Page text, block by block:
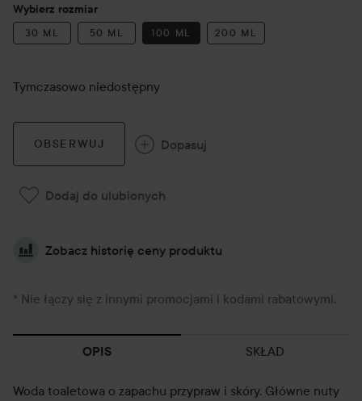
Wybierz rozmiar
30 ML 50 ML 100 ML 200 ML
Tymczasowo niedostępny
OBSERWUJ Dopasuj
Dodaj do ulubionych
Zobacz historię ceny produktu
* Nie łączy się z innymi promocjami i kodami rabatowymi.
OPIS SKŁAD
Woda toaletowa o zapachu przypraw i skóry. Główne nuty